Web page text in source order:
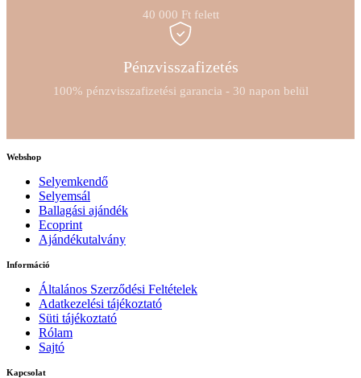
40 000 Ft felett
Pénzvisszafizetés
100% pénzvisszafizetési garancia - 30 napon belül
Webshop
Selyemkendő
Selyemsál
Ballagási ajándék
Ecoprint
Ajándékutalvány
Információ
Általános Szerződési Feltételek
Adatkezelési tájékoztató
Süti tájékoztató
Rólam
Sajtó
Kapcsolat